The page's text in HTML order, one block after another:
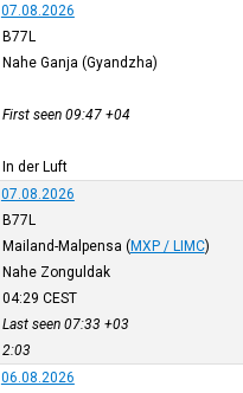
07.08.2026
B77L
Nahe Ganja (Gyandzha)
First seen 09:47 +04
In der Luft
07.08.2026
B77L
Mailand-Malpensa (MXP / LIMC)
Nahe Zonguldak
04:29 CEST
Last seen 07:33 +03
2:03
06.08.2026